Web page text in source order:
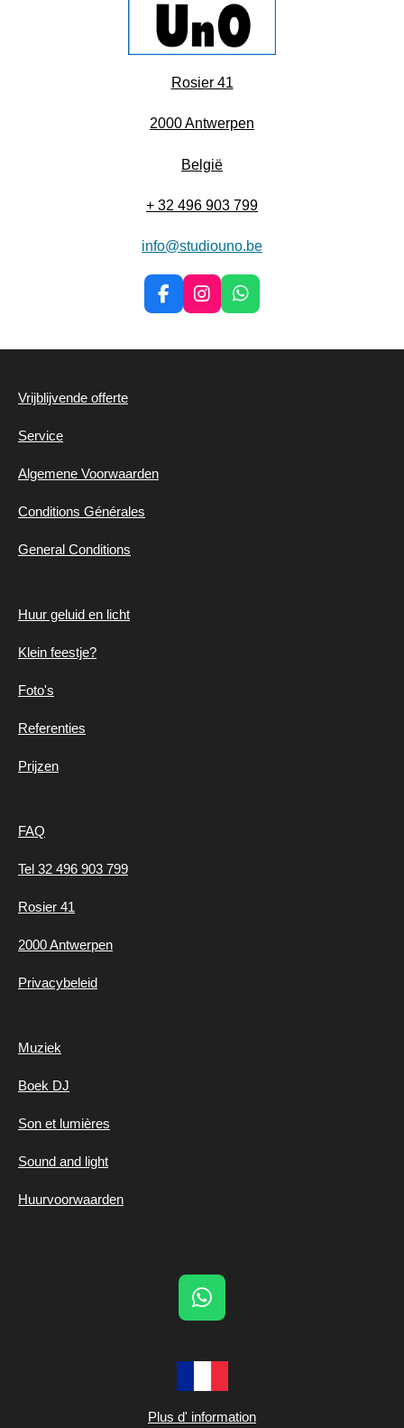
Rosier 41
2000 Antwerpen
België
+ 32 496 903 799
info@studiouno.be
F
a
e
I
n
t
W
h
t
Vrijblijvende offerte
Service
Algemene Voorwaarden
Conditions Générales
General Conditions
Huur geluid en licht
Klein feestje?
Foto's
Referenties
Prijzen
FAQ
Tel 32 496 903 799
Rosier 41
2000 Antwerpen
Privacybeleid
Muziek
Boek DJ
Son et lumières
Sound and light
Huurvoorwaarden
W
s
A
Plus d' information